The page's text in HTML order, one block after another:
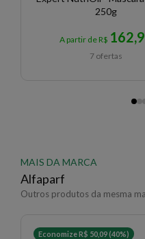
250g
A partir de R$
7 ofertas
MAIS DA MARCA
Alfaparf
Outros produtos da mesma
Economize R$ 50,09 (40%)